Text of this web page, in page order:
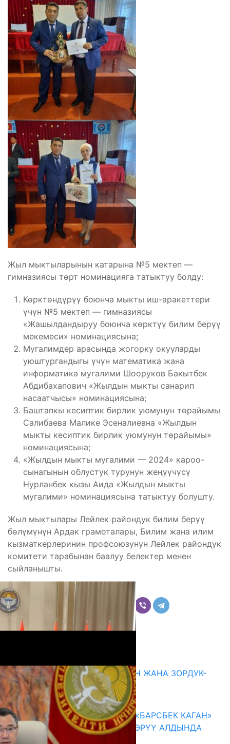
Жыл мыктыларынын катарына №5 мектеп —
гимназиясы төрт номинацияга татыктуу болду:
Көрктөндүрүү боюнча мыкты иш-аракеттери
үчүн №5 мектеп — гимназиясы
«Жашылдандыруу боюнча көрктүү билим берүү
мекемеси» номинациясына;
Мугалимдер арасында жогорку окууларды
уюштургандыгы үчүн математика жана
информатика мугалими Шооруков Бакытбек
Абдибахапович «Жылдын мыкты санарип
насаатчысы» номинациясына;
Баштапкы кесиптик бирлик уюмунун төрайымы
Салибаева Малике Эсеналиевна «Жылдын
мыкты кесиптик бирлик уюмунун төрайымы»
номинациясына;
«Жылдын мыкты мугалими — 2024» кароо-
сынагынын облустук турунун жеңүүчүсү
Нурланбек кызы Аида «Жылдын мыкты
мугалими» номинациясына татыктуу болушту.
Жыл мыктылары Лейлек райондук билим берүү
бөлүмүнүн Ардак грамоталары, Билим жана илим
кызматкерлеринин профсоюзунун Лейлек райондук
комитети тарабынан баалуу белектер менен
сыйланышты.
Комментарийлер
ГЕНДЕРДИК БАСМЫРЛООДОН ЖАНА ЗОРДУК-
ЗОМБУЛУКТАН КОРГОО
07.08.2026
КЫРГЫЗ ТАРЫХЫ ТАСМАДА: «БАРСБЕК КАГАН»
КӨРКӨМ ТАСМАСЫ ЖАРЫК КӨРҮҮ АЛДЫНДА
07.08.2026